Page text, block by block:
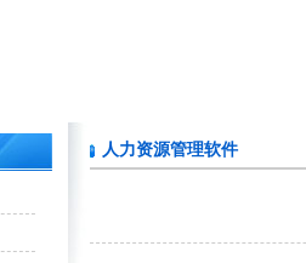
人力资源管理软件